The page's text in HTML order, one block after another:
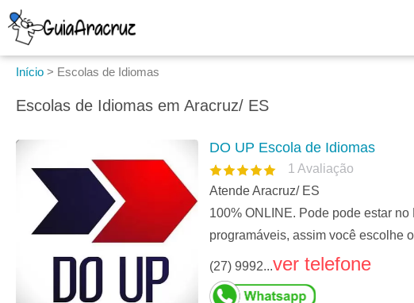
Início > Escolas de Idiomas
Escolas de Idiomas em Aracruz/ ES
DO UP Escola de Idiomas
1 Avaliação
Atende Aracruz/ ES
100% ONLINE. Pode pode estar
programáveis, assim você escolhe
(27) 9992...ver telefone